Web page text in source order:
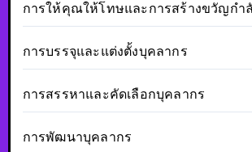
การให้คุณให้โทษและการสร้างขวัญกำลั
การบรรจุและแต่งตั้งบุคลากร
การสรรหาและคัดเลือกบุคลากร
การพัฒนาบุคลากร